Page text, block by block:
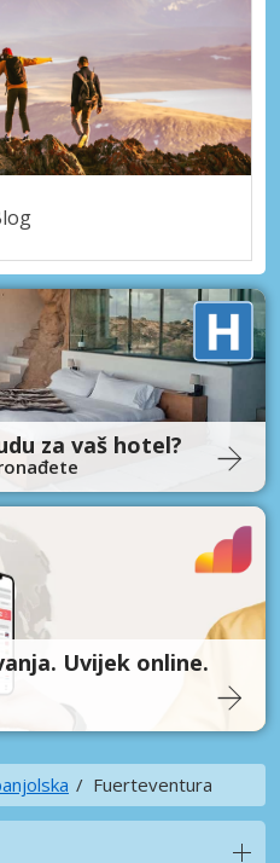
za vaš hotel?
Uvijek online.
Fuerteventura